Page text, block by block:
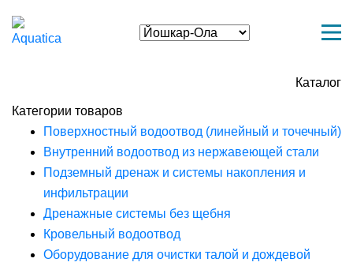
Каталог
Категории товаров
Поверхностный водоотвод (линейный и точечный)
Внутренний водоотвод из нержавеющей стали
Подземный дренаж и системы накопления и
инфильтрации
Дренажные системы без щебня
Кровельный водоотвод
Оборудование для очистки талой и дождевой